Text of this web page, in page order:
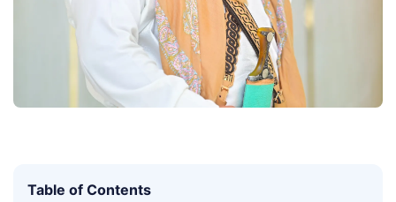
Table of Contents